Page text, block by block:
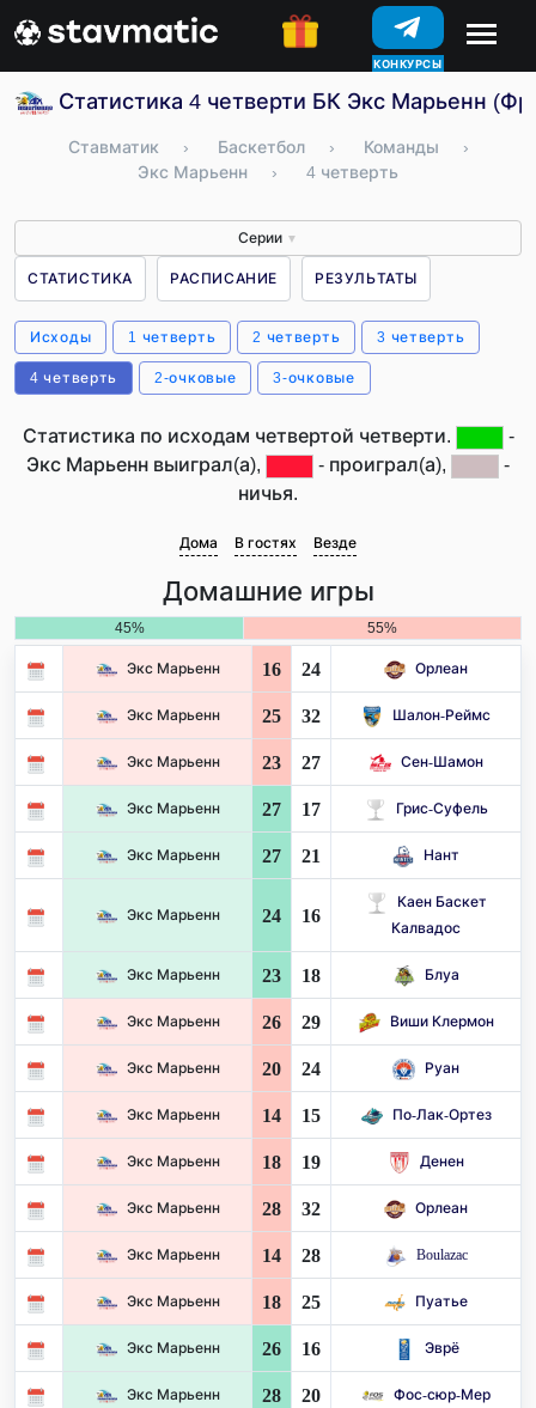
КОНКУРСЫ
Статистика 4 четверти БК Экс Марьенн
Ставматик › Баскетбол › Команды
›
Экс Марьенн
› 4 четверть
Серии ▼
СТАТИСТИКА РАСПИСАНИЕ РЕЗУЛЬТАТЫ
Исходы 1 четверть 2 четверть 3 четверть
4 четверть 2-очковые 3-очковые
Статистика по исходам четвертой четверти.
-
Экс Марьенн выиграл(а),
- проиграл(а),
-
ничья.
Дома В гостях Везде
Домашние игры
45% 55%
Экс Марьенн 16 24 Орлеан
Экс Марьенн 25 32 Шалон-Реймс
Экс Марьенн 23 27 Сен-Шамон
Экс Марьенн 27 17 Грис-Суфель
Экс Марьенн 27 21 Нант
Экс Марьенн 24 16
Каен Баскет
Калвадос
Экс Марьенн 23 18 Блуа
Экс Марьенн 26 29 Виши Клермон
Экс Марьенн 20 24 Руан
Экс Марьенн 14 15 По-Лак-Ортез
Экс Марьенн 18 19 Денен
Экс Марьенн 28 32 Орлеан
Экс Марьенн 14 28 Boulazac
Экс Марьенн 18 25 Пуатье
Экс Марьенн 26 16 Эврё
Экс Марьенн 28 20 Фос-сюр-Мер